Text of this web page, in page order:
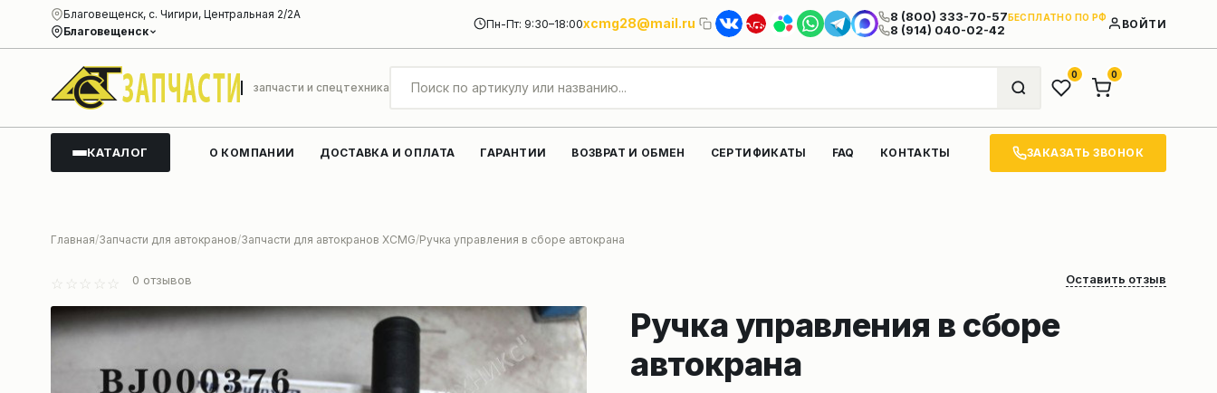
Благовещенск
Благовещенск, с. Чигири, Центральная 2/2А
Пн-Пт: 9:30–18:00xcmg28@mail.ru 8 (800) 333-70-57БЕСПЛАТНО ПО РФ
8 (914) 040-02-42 ВОЙТИ
запчасти и спецтехника
0 0
КАТАЛОГ О КОМПАНИИ ДОСТАВКА И ОПЛАТА ГАРАНТИИ ВОЗВРАТ И ОБМЕН СЕРТИФИКАТЫ FAQ КОНТАКТЫ ЗАКАЗАТЬ ЗВОНОК
Главная Запчасти для автокранов Запчасти для автокранов XCMG Ручка управления в сборе автокрана
0 отзывов Оставить отзыв
Ручка управления в сборе
автокрана